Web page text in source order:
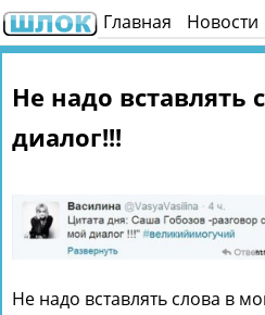
Главная Новости
Не надо вставлять
диалог!!!
Не надо вставлять слова в